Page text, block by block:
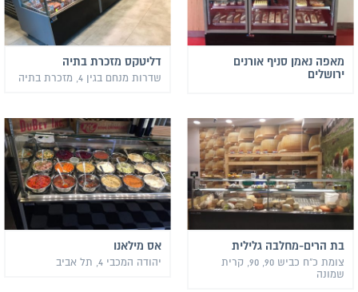
מאפה נאמן סניף אורנים
ירושלים
דליטקס מזכרת בתיה
שדרות מנחם בגין 4, מזכרת בתיה
בת הרים-מחלבה גלילית
צומת כ"ח כביש 90, 90, קרית
שמונה
אס מילאנו
יהודה המכבי 4, תל אביב